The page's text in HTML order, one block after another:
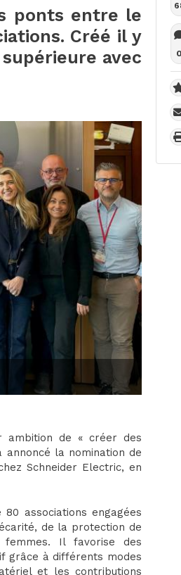
ponts entre le
Créé il y
avec
ambition de « créer des
la nomination de
Schneider Electric, en
associations engagées
de la protection de
Il favorise des
grâce à différents modes
et les contributions
0